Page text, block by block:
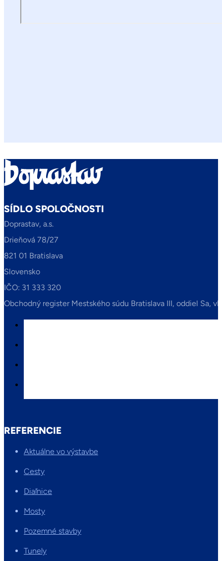
SÍDLO SPOLOČNOSTI
Doprastav, a.s.
Drieňová 78/27
821 01 Bratislava
Slovensko
IČO: 31 333 320
Obchodný register Mestského súdu Bratislava III, oddiel Sa,
REFERENCIE
Aktuálne vo výstavbe
Cesty
Diaľnice
Mosty
Pozemné stavby
Tunely